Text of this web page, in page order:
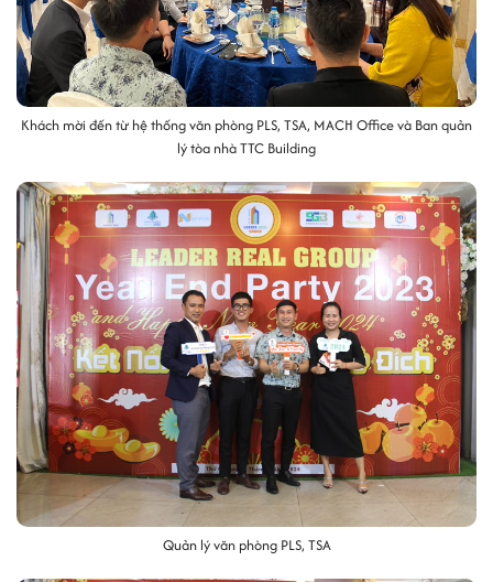
Khách mời đến từ hệ thống văn phòng PLS, TSA, MACH Office và Ban quản
lý tòa nhà TTC Building
Quản lý văn phòng PLS, TSA